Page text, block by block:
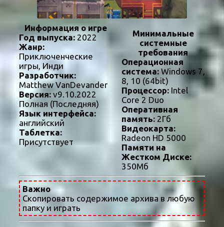
Информация о игре
Год выпуска: 2022
Жанр:
Приключенческие
игры, Инди
Разработчик:
Matthew VanDevander
Версия: v9.10.2022
Полная (Последняя)
Язык интерфейса:
английский
Таблетка:
Присутствует
Минимальные
системные
требования
Операционная
система:Windows 7,
8, 10 (64bit)
Процессор:Intel
Core 2 Duo
Оперативная
память:2Гб
Видеокарта:
Radeon HD 5000
Памяти на
Жестком Диске:
350Мб
Важно
Скопировать содержимое архива в любую
папку и играть